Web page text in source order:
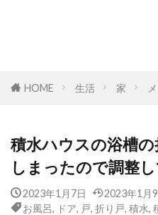
HOME 生活 家
積水ハウスの浴槽
しまったので調整
2023年1月7日 2023年1月
お風呂, ドア, 戸, 折り戸, 積水,